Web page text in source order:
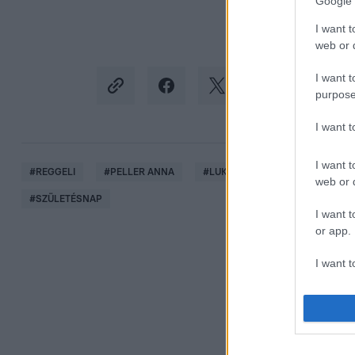
I want
web or
I want
I want
I want
web or
I want
or app.
I want
I want
#REGGELI #PELLER ANNA # LUKÁCS MIKI FEHÉR TIBI
#SZÜLETÉSNAP